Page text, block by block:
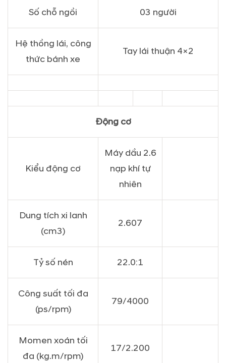
Số chỗ ngồi 03 người
Hệ thồng lái, công
thức bánh xe
Tay lái thuận 4×2
Động cơ
Kiểu động cơ
Máy dầu 2.6
nạp khí tự
nhiên
Dung tích xi lanh
(cm3)
2.607
Tỷ số nén 22.0:1
Công suất tối đa
(ps/rpm)
79/4000
Momen xoán tối
đa (kg.m/rpm)
17/2.200